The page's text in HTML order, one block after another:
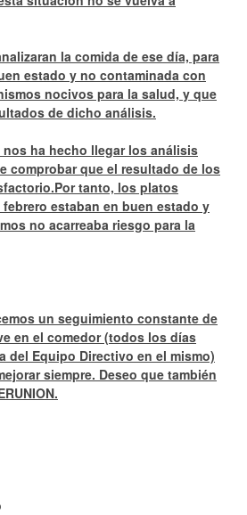
la comida de ese día, para
estado y no contaminada con
nocivos para la salud, y que
de dicho análisis.
nos ha hecho llegar los análisis
comprobar que el resultado de los
tanto, los platos
estaban en buen estado y
no acarreaba riesgo para la
un seguimiento constante de
en el comedor (todos los días
del Equipo Directivo en el mismo)
siempre. Deseo que también